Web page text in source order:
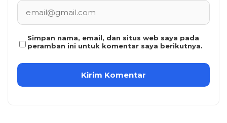
Simpan nama, email, dan situs web saya pada
peramban ini untuk komentar saya berikutnya.